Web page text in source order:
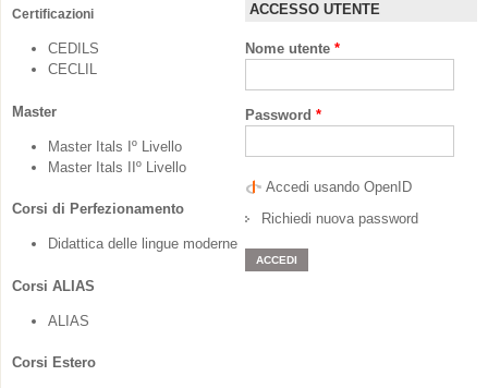
Certificazioni
CEDILS
CECLIL
Master
Master Itals Iº Livello
Master Itals IIº Livello
Corsi di Perfezionamento
Didattica delle lingue moderne
Corsi ALIAS
ALIAS
Corsi Estero
ACCESSO UTENTE
Nome utente *
Password *
Accedi usando OpenID
Richiedi nuova password